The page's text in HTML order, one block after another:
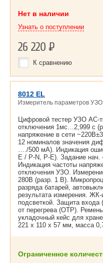
Нет в наличии
Узнать о поступлении
26 220Р
К сравнению
8012 EL
Измеритель параметров
Цифровой тестер УЗО АС-
отключения 1мс…2,999 с
напряжение в сети
12 номиналов значения
…./500 мА). Индикация
E / P-N, P-E). Задание нач.
Индикация частоты
отключения УЗО.
280В (разр. 1 В).
разряда батарей,
результата измерения.
подсветкой. Защита входа
от перегрева (OTP).
укладочный кейс для
221 х 110 х 57 мм, масса
Ограниченное